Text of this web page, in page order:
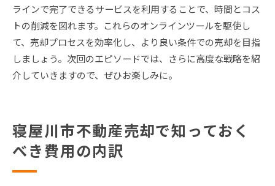
ラインで完了できるサービスを利用することで、時間とコス
トの削減を図れます。これらのオンラインツールを駆使し
て、売却プロセスを効率化し、より良い条件での売却を目指
しましょう。次回のエピソードでは、さらに高度な戦略を紹
介していきますので、ぜひお楽しみに。
寝屋川市不動産売却で知っておく
べき費用の内訳